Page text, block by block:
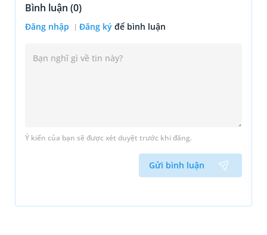
Bình luận (0)
Đăng nhập Đăng ký để bình luận
Ý kiến của bạn sẽ được xét duyệt trước khi đăng.
Gửi bình luận